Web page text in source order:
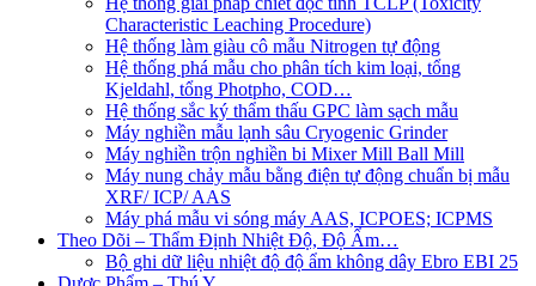
Characteristic Leaching Procedure)
Hệ thống làm giàu cô mẫu Nitrogen tự động
Hệ thống phá mẫu cho phân tích kim loại, tổng
Kjeldahl, tổng Photpho, COD…
Hệ thống sắc ký thẩm thấu GPC làm sạch mẫu
Máy nghiền mẫu lạnh sâu Cryogenic Grinder
Máy nghiền trộn nghiền bi Mixer Mill Ball Mill
Máy nung chảy mẫu bằng điện tự động chuẩn bị mẫu
XRF/ ICP/ AAS
Máy phá mẫu vi sóng máy AAS, ICPOES; ICPMS
Theo Dõi – Thẩm Định Nhiệt Độ, Độ Ẩm…
Bộ ghi dữ liệu nhiệt độ độ ẩm không dây Ebro EBI 25